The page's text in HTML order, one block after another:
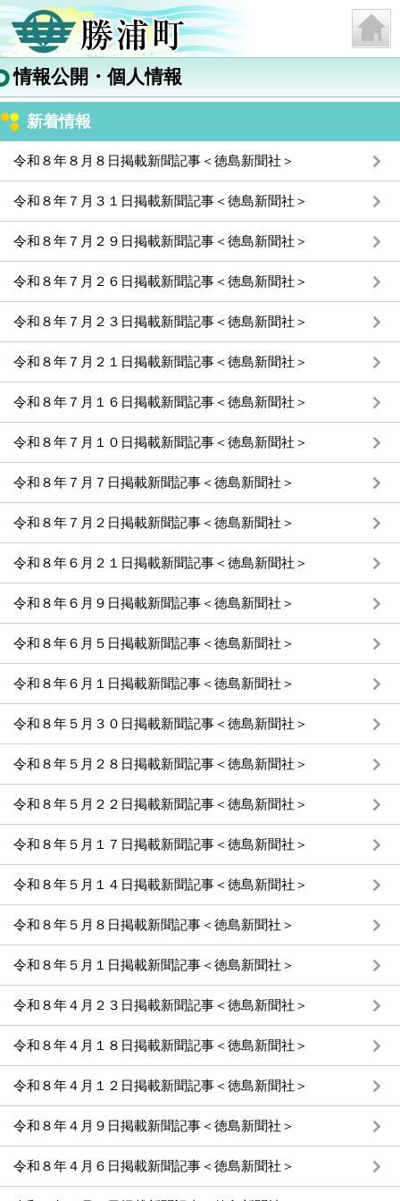
情報公開・個人情報
新着情報
令和８年８月８日掲載新聞記事＜徳島新聞社＞
令和８年７月３１日掲載新聞記事＜徳島新聞社＞
令和８年７月２９日掲載新聞記事＜徳島新聞社＞
令和８年７月２６日掲載新聞記事＜徳島新聞社＞
令和８年７月２３日掲載新聞記事＜徳島新聞社＞
令和８年７月２１日掲載新聞記事＜徳島新聞社＞
令和８年７月１６日掲載新聞記事＜徳島新聞社＞
令和８年７月１０日掲載新聞記事＜徳島新聞社＞
令和８年７月７日掲載新聞記事＜徳島新聞社＞
令和８年７月２日掲載新聞記事＜徳島新聞社＞
令和８年６月２１日掲載新聞記事＜徳島新聞社＞
令和８年６月９日掲載新聞記事＜徳島新聞社＞
令和８年６月５日掲載新聞記事＜徳島新聞社＞
令和８年６月１日掲載新聞記事＜徳島新聞社＞
令和８年５月３０日掲載新聞記事＜徳島新聞社＞
令和８年５月２８日掲載新聞記事＜徳島新聞社＞
令和８年５月２２日掲載新聞記事＜徳島新聞社＞
令和８年５月１７日掲載新聞記事＜徳島新聞社＞
令和８年５月１４日掲載新聞記事＜徳島新聞社＞
令和８年５月８日掲載新聞記事＜徳島新聞社＞
令和８年５月１日掲載新聞記事＜徳島新聞社＞
令和８年４月２３日掲載新聞記事＜徳島新聞社＞
令和８年４月１８日掲載新聞記事＜徳島新聞社＞
令和８年４月１２日掲載新聞記事＜徳島新聞社＞
令和８年４月９日掲載新聞記事＜徳島新聞社＞
令和８年４月６日掲載新聞記事＜徳島新聞社＞